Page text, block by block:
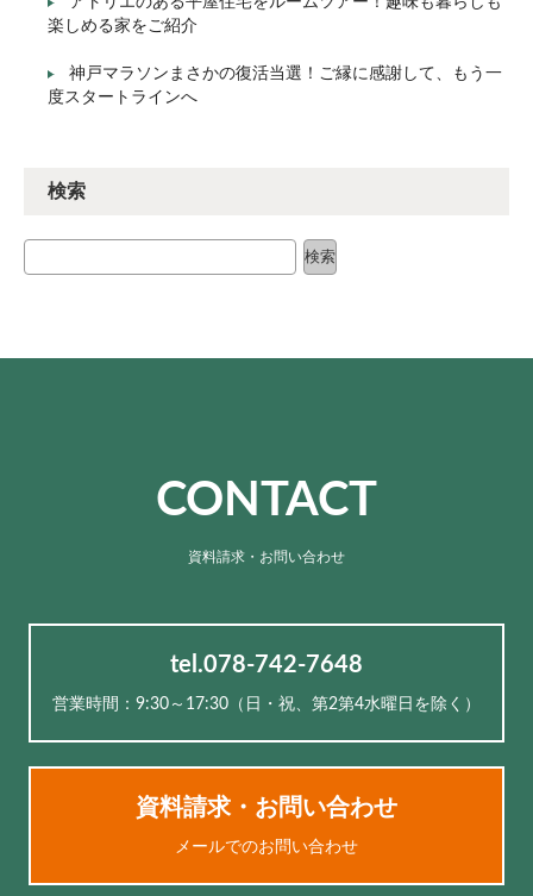
楽しめる家をご紹介
神戸マラソンまさかの復活当選！ご縁に感謝して、もう一
度スタートラインへ
検索
検索
検索
CONTACT
資料請求・お問い合わせ
tel.078-742-7648
営業時間：9:30～17:30（⽇・祝、第2第4水曜日を除く）
資料請求・お問い合わせ
メールでのお問い合わせ